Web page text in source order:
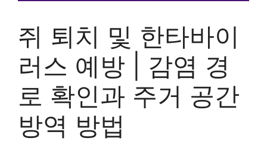
쥐 퇴치 및 한타바이
러스 예방 | 감염 경
로 확인과 주거 공간
방역 방법